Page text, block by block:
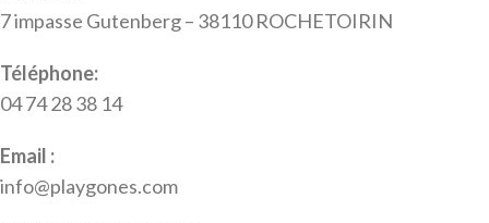
7 impasse Gutenberg – 38110 ROCHETOIRIN
Téléphone:
04 74 28 38 14
Email :
info@playgones.com